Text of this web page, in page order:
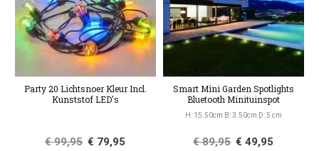
Party 20 Lichtsnoer Kleur Incl.
Kunststof LED's
€ 79,95
€ 99,95
Smart Mini Garden Spotlights
Bluetooth Minituinspot
H: 15.50cm B: 3.50cm D: 5 cm
€ 49,95
€ 89,95